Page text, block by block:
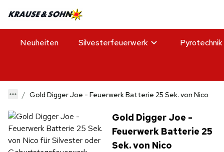
Neuheiten Silvesterfeuerwerk Pyrotechnik
Gold Digger Joe - Feuerwerk Batterie 25 Sek. von Nico
Gold Digger Joe -
Feuerwerk Batterie 25
Sek. von Nico